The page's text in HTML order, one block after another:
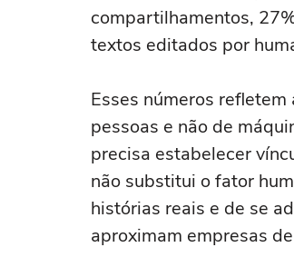
compartilhamentos,
textos editados por
Esses números
pessoas e não de
precisa estabelecer
não substitui o fator
histórias reais e de se
aproximam empresas